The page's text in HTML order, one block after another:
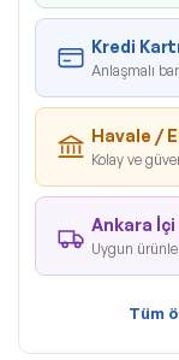
Kredi
Anlaşmalı
Havale /
Kolay ve
Ankara İçi
Uygun
Tüm